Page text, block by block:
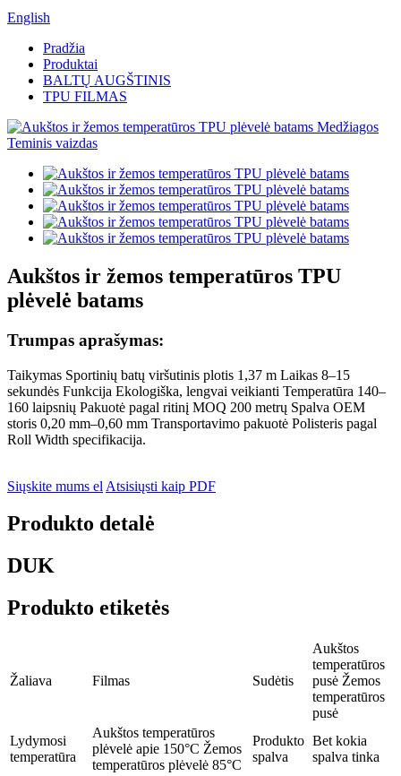
English
Pradžia
Produktai
BALTŲ AUGŠTINIS
TPU FILMAS
Aukštos ir žemos temperatūros TPU
plėvelė batams
Trumpas aprašymas:
Taikymas Sportinių batų viršutinis plotis 1,37 m Laikas 8–15
sekundės Funkcija Ekologiška, lengvai veikianti Temperatūra 140–
160 laipsnių Pakuotė pagal ritinį MOQ 200 metrų Spalva OEM
storis 0,20 mm–0,60 mm Transportavimo pakuotė Polisteris pagal
Roll Width specifikacija.
Siųskite mums el Atsisiųsti kaip PDF
Produkto detalė
DUK
Produkto etiketės
Žaliava Filmas Sudėtis
Aukštos
temperatūros
pusė Žemos
temperatūros
pusė
Lydymosi
temperatūra
Aukštos temperatūros
plėvelė apie 150°C Žemos
temperatūros plėvelė 85°C
Produkto
spalva
Bet kokia
spalva tinka